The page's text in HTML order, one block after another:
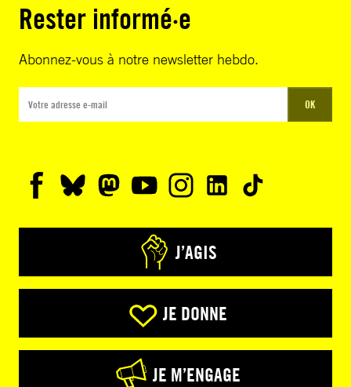
Rester informé·e
Abonnez-vous à notre newsletter hebdo.
OK
J’AGIS
JE DONNE
JE M’ENGAGE